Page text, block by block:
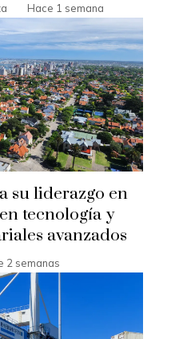
Hace 1 semana
su liderazgo en
tecnología y
avanzados
2 semanas